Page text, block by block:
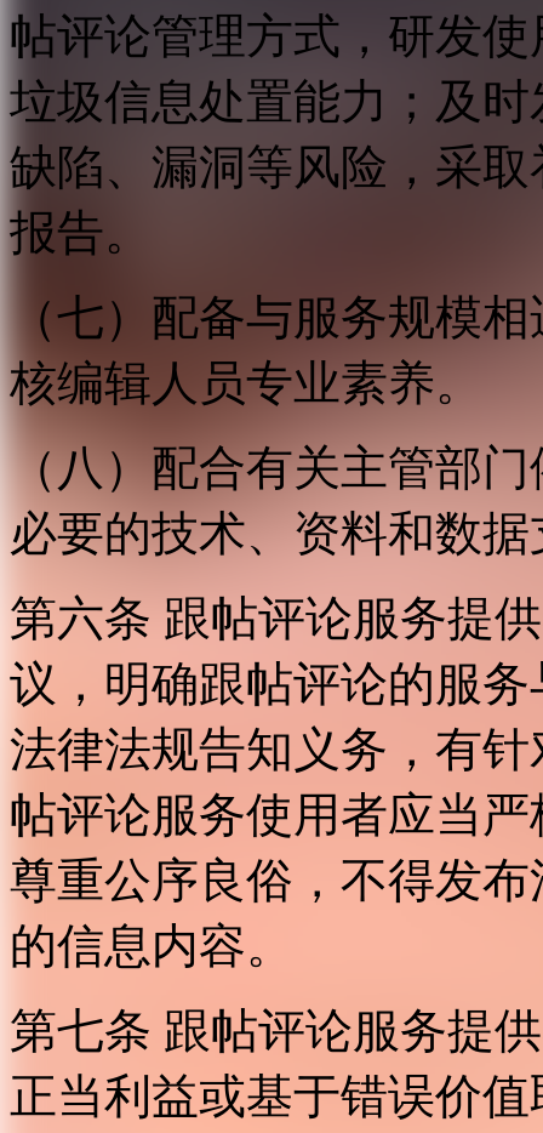
帖评论管理方式，研发
垃圾信息处置能力；及
缺陷、漏洞等风险，采
报告。
（七）配备与服务规模
核编辑人员专业素养。
（八）配合有关主管部
必要的技术、资料和数
第六条 跟帖评论服务提
议，明确跟帖评论的服
法律法规告知义务，有
帖评论服务使用者应当
尊重公序良俗，不得发
的信息内容。
第七条 跟帖评论服务提
正当利益或基于错误价